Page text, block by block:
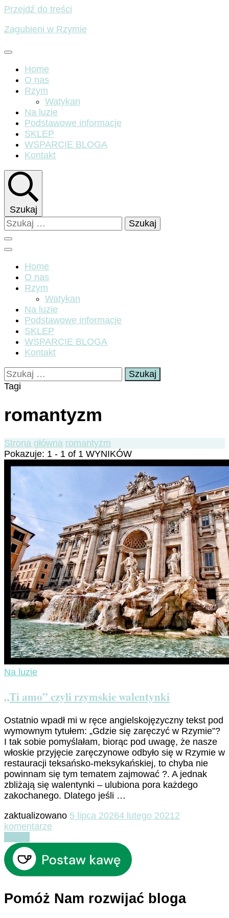
Przejdź do treści
Zagubieni w Rzymie
Home
O nas
Rzym
Watykan
Na luzie
Podstawowe informacje
SKLEP
WSPARCIE BLOGA
Kontakt
Szukaj
Szukaj:
Home
O nas
Rzym
Watykan
Na luzie
Podstawowe informacje
SKLEP
WSPARCIE BLOGA
Kontakt
Szukaj:
Tagi
romantyzm
Strona główna romantyzm
Pokazuje: 1 - 1 of 1 WYNIKÓW
Na luzie
„Ti amo” czyli rzymskie walentynki
Ostatnio wpadł mi w ręce angielskojęzyczny tekst pod
wymownym tytułem: „Gdzie się zaręczyć w Rzymie”?
I tak sobie pomyślałam, biorąc pod uwagę, że nasze
włoskie przyjęcie zaręczynowe odbyło się w Rzymie w
restauracji teksańsko-meksykańskiej, to chyba nie
powinnam się tym tematem zajmować ?. A jednak
zbliżają się walentynki – ulubiona pora każdego
zakochanego. Dlatego jeśli …
zaktualizowano 5 lipca 20264 lutego 20212
komentarze
czyli
walentynki
Pomóż Nam rozwijać bloga